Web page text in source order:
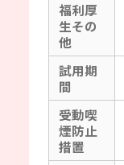
福利厚
生その
他
試用期
間
受動喫
煙防止
措置